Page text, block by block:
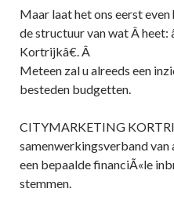
Maar laat het ons eerst
de structuur van wat Â
Kortrijkâ€. Â
Meteen zal u alreeds een
besteden budgetten.
CITYMARKETING
samenwerkingsverband
een bepaalde financiÃ«le
stemmen.